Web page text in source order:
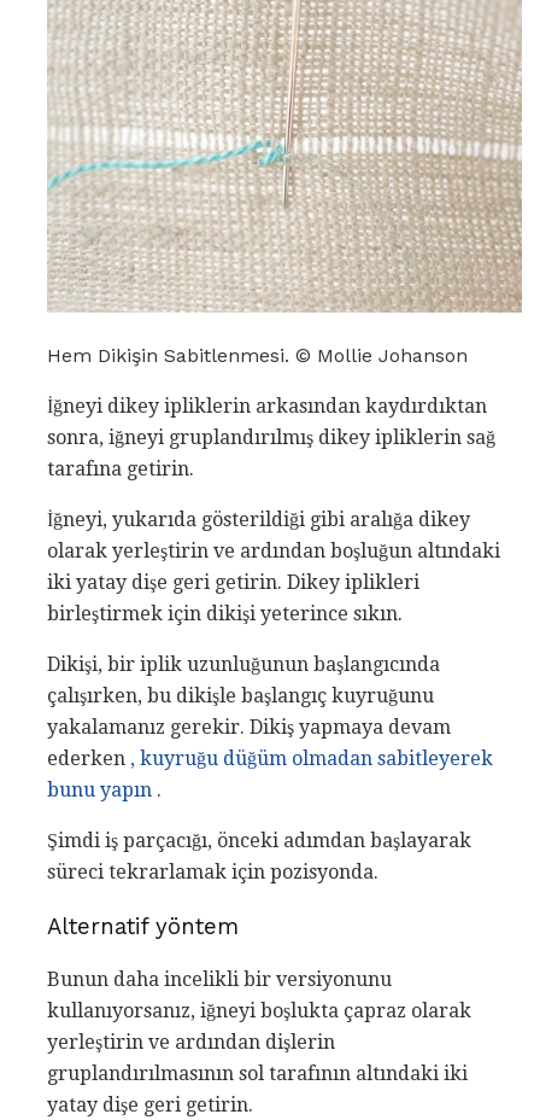
Hem Dikişin Sabitlenmesi. © Mollie Johanson
İğneyi dikey ipliklerin arkasından kaydırdıktan
sonra, iğneyi gruplandırılmış dikey ipliklerin sağ
tarafına getirin.
İğneyi, yukarıda gösterildiği gibi aralığa dikey
olarak yerleştirin ve ardından boşluğun altındaki
iki yatay dişe geri getirin. Dikey iplikleri
birleştirmek için dikişi yeterince sıkın.
Dikişi, bir iplik uzunluğunun başlangıcında
çalışırken, bu dikişle başlangıç ​​kuyruğunu
yakalamanız gerekir. Dikiş yapmaya devam
ederken , kuyruğu düğüm olmadan sabitleyerek
bunu yapın .
Şimdi iş parçacığı, önceki adımdan başlayarak
süreci tekrarlamak için pozisyonda.
Alternatif yöntem
Bunun daha incelikli bir versiyonunu
kullanıyorsanız, iğneyi boşlukta çapraz olarak
yerleştirin ve ardından dişlerin
gruplandırılmasının sol tarafının altındaki iki
yatay dişe geri getirin.